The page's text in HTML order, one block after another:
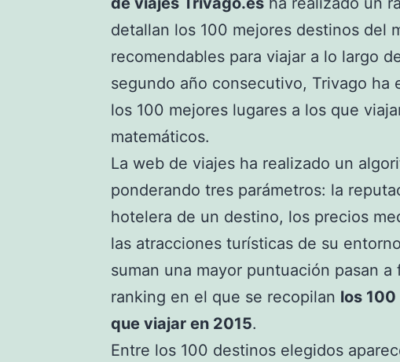
detallan los 100 mejores destinos del
recomendables para viajar a lo largo
segundo año consecutivo, Trivago ha
los 100 mejores lugares a los que
matemáticos.
La web de viajes ha realizado un
ponderando tres parámetros: la
hotelera de un destino, los precios
las atracciones turísticas de su
suman una mayor puntuación pasan
ranking en el que se recopilan los 100
que viajar en 2015.
Entre los 100 destinos elegidos